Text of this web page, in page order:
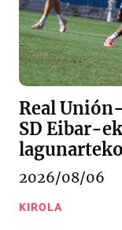
Real
SD Eibar-
2026/08/06
KIROLA